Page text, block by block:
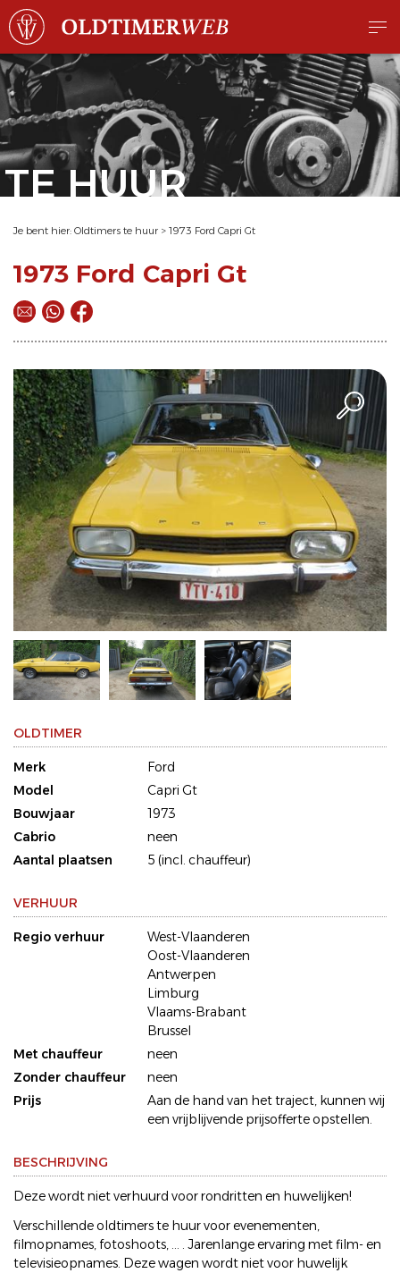
TE HUUR
Je bent hier: Oldtimers te huur > 1973 Ford Capri Gt
1973 Ford Capri Gt
OLDTIMER
Merk
Ford
Model
Capri Gt
Bouwjaar
1973
Cabrio
neen
Aantal plaatsen
5 (incl. chauffeur)
VERHUUR
Regio verhuur
West-Vlaanderen
Oost-Vlaanderen
Antwerpen
Limburg
Vlaams-Brabant
Brussel
Met chauffeur
neen
Zonder chauffeur
neen
Prijs
Aan de hand van het traject, kunnen wij
een vrijblijvende prijsofferte opstellen.
BESCHRIJVING
Deze wordt niet verhuurd voor rondritten en huwelijken!
Verschillende oldtimers te huur voor evenementen,
filmopnames, fotoshoots, ... . Jarenlange ervaring met film- en
televisieopnames. Deze wagen wordt niet voor huwelijk